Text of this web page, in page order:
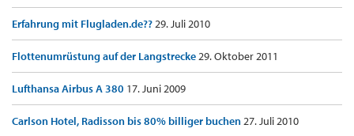
Erfahrung mit Flugladen.de??29. Juli 2010
Flottenumrüstung auf der Langstrecke29. Oktober 2011
Lufthansa Airbus A 380 17. Juni 2009
Carlson Hotel, Radisson bis 80% billiger buchen27. Juli 2010